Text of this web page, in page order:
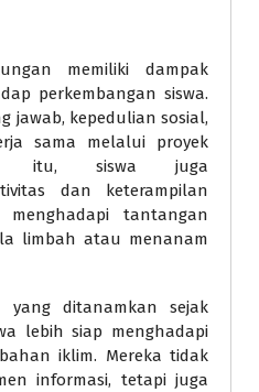
memiliki dampak
perkembangan siswa.
jawab, kepedulian sosial,
sama melalui proyek
itu, siswa juga
dan keterampilan
tantangan
limbah atau menanam
yang ditanamkan sejak
lebih siap menghadapi
iklim. Mereka tidak
informasi, tetapi juga